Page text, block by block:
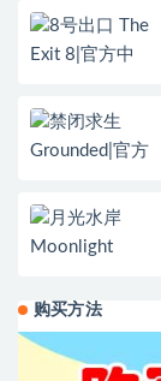
购买方法